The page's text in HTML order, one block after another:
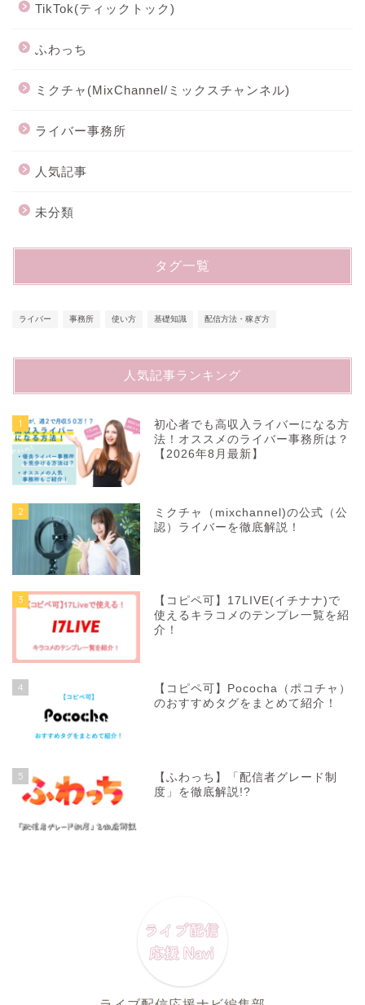
TikTok(ティックトック)
ふわっち
ミクチャ(MixChannel/ミックスチャンネル)
ライバー事務所
人気記事
未分類
タグ一覧
ライバー 事務所 使い方 基礎知識 配信方法・稼ぎ方
人気記事ランキング
1
初心者でも高収入ライバーになる方
法！オススメのライバー事務所は？
【2026年8月最新】
2
ミクチャ（mixchannel)の公式（公
認）ライバーを徹底解説！
3
【コピペ可】17LIVE(イチナナ)で
使えるキラコメのテンプレ一覧を紹
介！
4
【コピペ可】Pococha（ポコチャ）
のおすすめタグをまとめて紹介！
5
【ふわっち】「配信者グレード制
度」を徹底解説!?